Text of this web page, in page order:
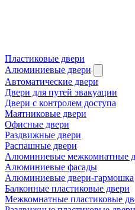
Пластиковые двери
Алюминиевые двери
Автоматические двери
Двери для путей эвакуации
Двери с контролем доступа
Маятниковые двери
Офисные двери
Раздвижные двери
Распашные двери
Алюминиевые межкомнатные
Алюминиевые фасады
Алюминиевые двери-гармошка
Балконные пластиковые двери
Межкомнатные пластиковые